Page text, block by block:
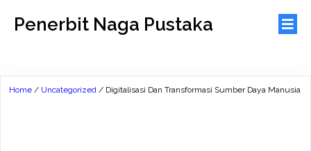
Penerbit Naga Pustaka
Home / Uncategorized / Digitalisasi Dan Transformasi Sumber Daya Manusia